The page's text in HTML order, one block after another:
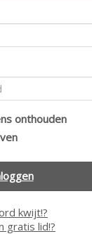
onthouden
kwijt!?
gratis lid!?